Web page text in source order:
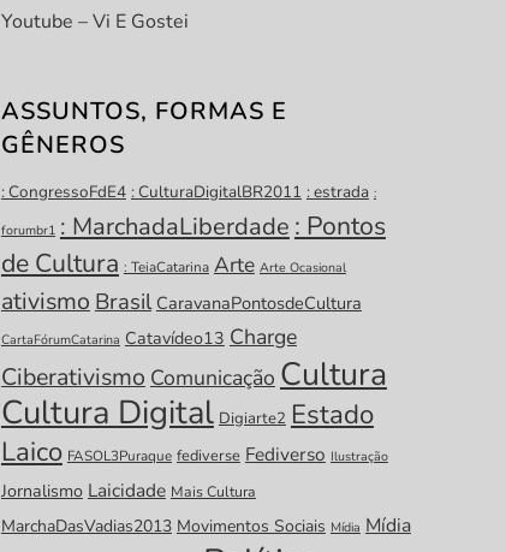
Youtube – Vi E Gostei
ASSUNTOS, FORMAS E
GÊNEROS
: CongressoFdE4 : CulturaDigitalBR2011 : estrada :
forumbr1 : MarchadaLiberdade : Pontos
de Cultura : TeiaCatarina Arte Arte Ocasional
ativismo Brasil CaravanaPontosdeCultura
CartaFórumCatarina Catavídeo13 Charge
Ciberativismo Comunicação Cultura
Cultura Digital Digiarte2 Estado
Laico FASOL3Puraque fediverse Fediverso Ilustração
Jornalismo Laicidade Mais Cultura
MarchaDasVadias2013 Movimentos Sociais Mídia Mídia